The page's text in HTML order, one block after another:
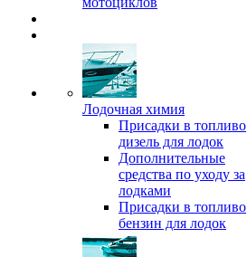
Лодочная химия
Присадки в топливо
дизель для лодок
Дополнительные
средства по уходу за
лодками
Присадки в топливо
бензин для лодок